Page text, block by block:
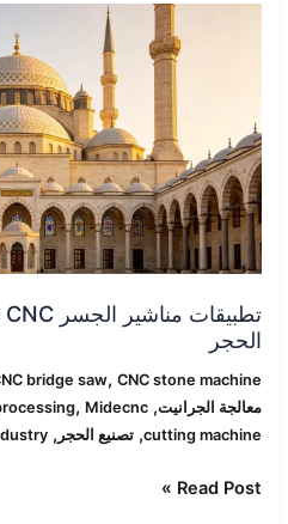
الحجر
bridge saw, CNC stone machine
معالجة الجرانيت,
, Midecnc
cutting machine
,تصنيع الحجر ,
مختلف
صناعات
الحجر
Read Post »